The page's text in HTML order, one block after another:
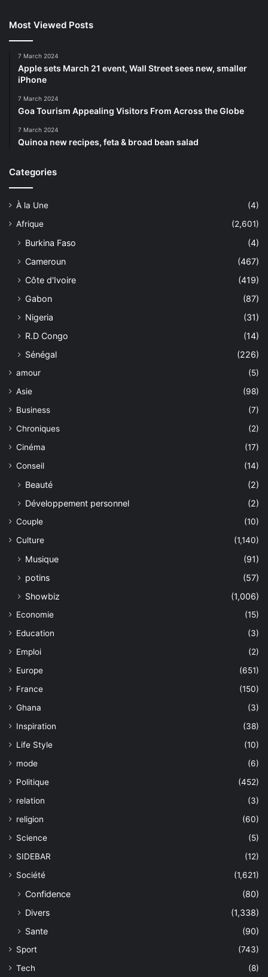
Most Viewed Posts
7 March 2024
Apple sets March 21 event, Wall Street sees new, smaller
iPhone
7 March 2024
Goa Tourism Appealing Visitors From Across the Globe
7 March 2024
Quinoa new recipes, feta & broad bean salad
Categories
À la Une
(4)
Afrique
(2,601)
Burkina Faso
(4)
Cameroun
(467)
Côte d'Ivoire
(419)
Gabon
(87)
Nigeria
(31)
R.D Congo
(14)
Sénégal
(226)
amour
(5)
Asie
(98)
Business
(7)
Chroniques
(2)
Cinéma
(17)
Conseil
(14)
Beauté
(2)
Développement personnel
(2)
Couple
(10)
Culture
(1,140)
Musique
(91)
potins
(57)
Showbiz
(1,006)
Economie
(15)
Education
(3)
Emploi
(2)
Europe
(651)
France
(150)
Ghana
(3)
Inspiration
(38)
Life Style
(10)
mode
(6)
Politique
(452)
relation
(3)
religion
(60)
Science
(5)
SIDEBAR
(12)
Société
(1,621)
Confidence
(80)
Divers
(1,338)
Sante
(90)
Sport
(743)
Tech
(8)